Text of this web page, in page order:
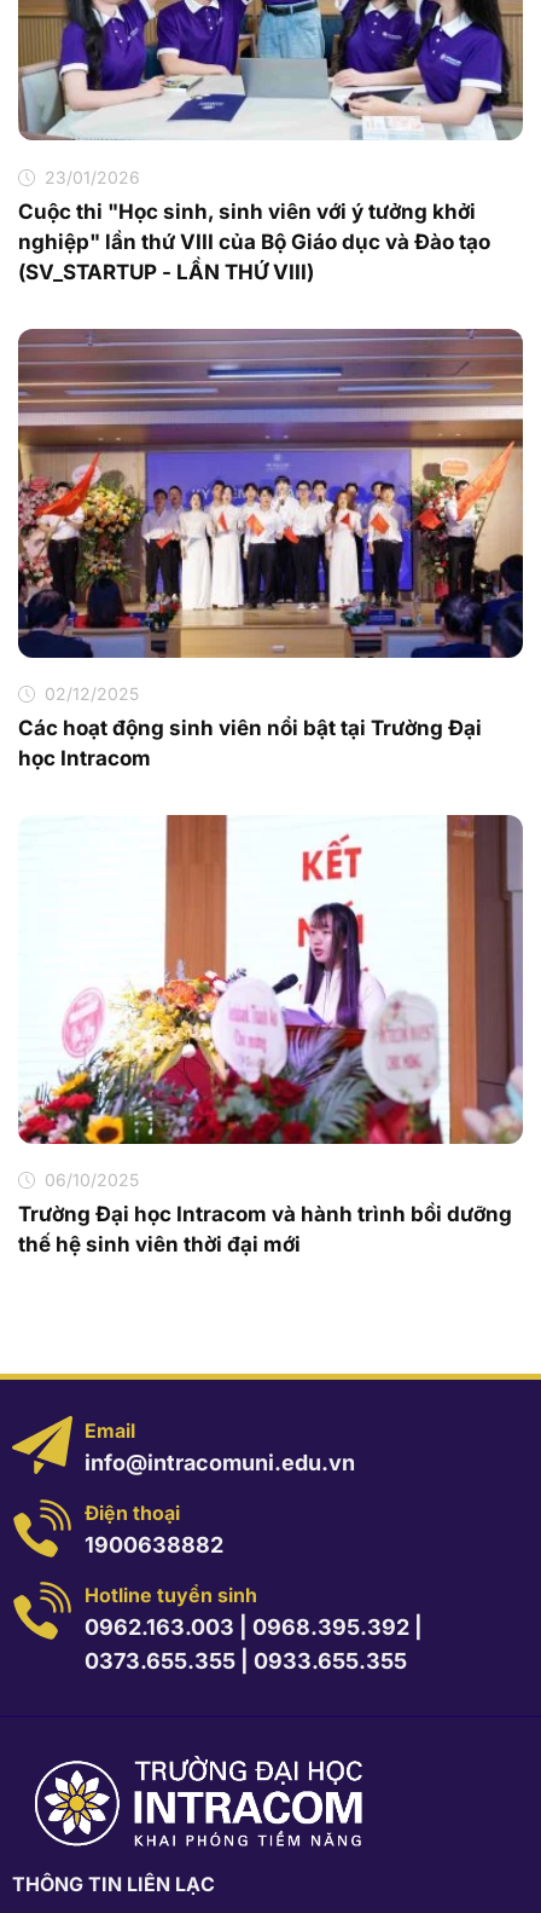
23/01/2026
Cuộc thi "Học sinh, sinh viên với ý tưởng khởi
nghiệp" lần thứ VIII của Bộ Giáo dục và Đào tạo
(SV_STARTUP - LẦN THỨ VIII)
02/12/2025
Các hoạt động sinh viên nổi bật tại Trường Đại
học Intracom
06/10/2025
Trường Đại học Intracom và hành trình bồi dưỡng
thế hệ sinh viên thời đại mới
Email
info@intracomuni.edu.vn
Điện thoại
1900638882
Hotline tuyển sinh
0962.163.003 0968.395.392|
0373.655.355| 0933.655.355
THÔNG TIN LIÊN LẠC